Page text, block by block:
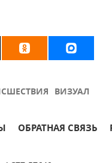
ВИЗУАЛ
ОБРАТНАЯ СВЯЗЬ